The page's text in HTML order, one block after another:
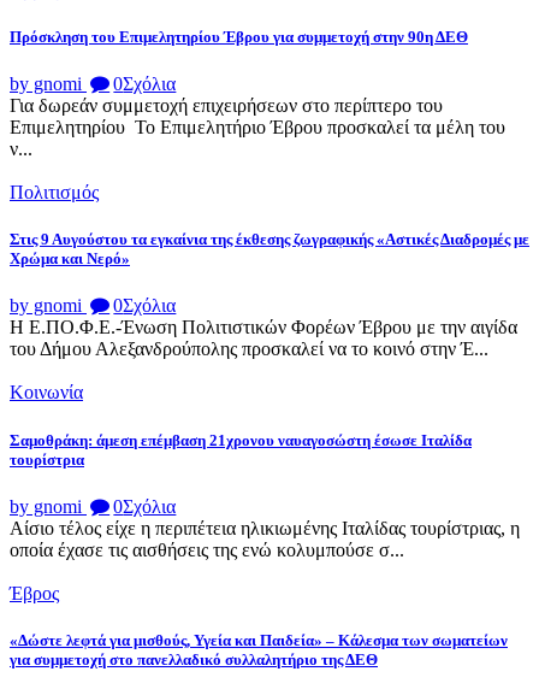
Πρόσκληση του Επιμελητηρίου Έβρου για συμμετοχή στην 90η ΔΕΘ
by gnomi 0Σχόλια
Για δωρεάν συμμετοχή επιχειρήσεων στο περίπτερο του
Επιμελητηρίου Το Επιμελητήριο Έβρου προσκαλεί τα μέλη του
ν...
Πολιτισμός
Στις 9 Αυγούστου τα εγκαίνια της έκθεσης ζωγραφικής «Αστικές Διαδρομές με
Χρώμα και Νερό»
by gnomi 0Σχόλια
Η Ε.ΠΟ.Φ.Ε.-Ένωση Πολιτιστικών Φορέων Έβρου με την αιγίδα
του Δήμου Αλεξανδρούπολης προσκαλεί να το κοινό στην Έ...
Κοινωνία
Σαμοθράκη: άμεση επέμβαση 21χρονου ναυαγοσώστη έσωσε Ιταλίδα
τουρίστρια
by gnomi 0Σχόλια
Αίσιο τέλος είχε η περιπέτεια ηλικιωμένης Ιταλίδας τουρίστριας, η
οποία έχασε τις αισθήσεις της ενώ κολυμπούσε σ...
Έβρος
«Δώστε λεφτά για μισθούς, Υγεία και Παιδεία» – Κάλεσμα των σωματείων
για συμμετοχή στο πανελλαδικό συλλαλητήριο της ΔΕΘ